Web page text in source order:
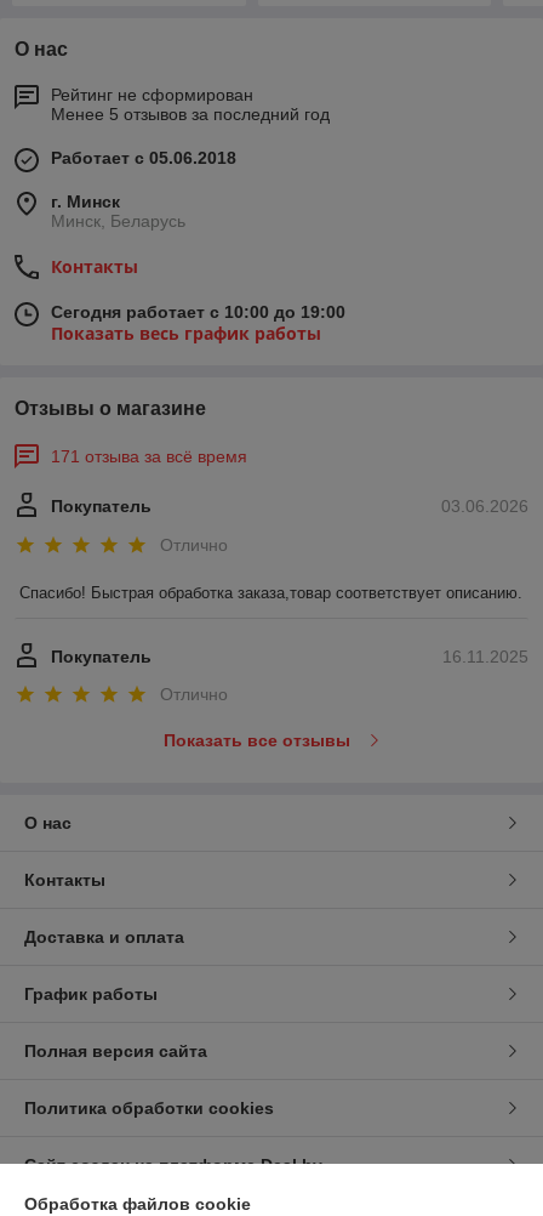
О нас
Рейтинг не сформирован
Менее 5 отзывов за последний год
Работает с 05.06.2018
г. Минск
Минск, Беларусь
Контакты
Сегодня работает с 10:00 до 19:00
Показать весь график работы
Отзывы о магазине
171 отзыва за всё время
03.06.2026
Покупатель
Отлично
Спасибо! Быстрая обработка заказа,товар соответствует описанию.
16.11.2025
Покупатель
Отлично
Показать все отзывы
О нас
Контакты
Доставка и оплата
График работы
Полная версия сайта
Политика обработки cookies
Сайт создан на платформе Deal.by
Обработка файлов cookie